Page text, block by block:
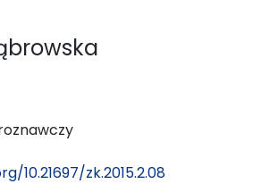
10.21697/zk.2015.2.08